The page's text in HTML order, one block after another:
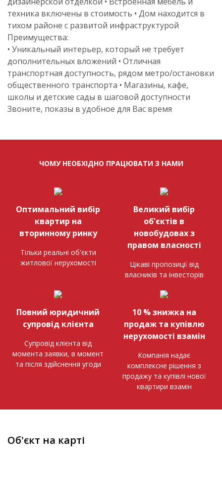
техника включены в стоимость • Дом находится в
тихом районе с развитой инфраструктурой
Преимущества:
• Уникальный интерьер, который не требует
дополнительных вложений • Отличная
транспортная доступность, рядом метро/остановки
общественного транспорта • Магазины, кафе,
школы и детские сады в шаговой доступности
Звоните, показы в удобное для Вас время
ЧОМУ НЕОБХІДНО ПРАЦЮВАТИ З НАМИ
Оптимальний вибір
квартир на
вторинному ринку
Тільки реальні об'єкти
житлової нерухомості
Великий вибір
об'єктів в
новобудовах з
правом власності
Цікаві пропозиції від
власників та інвесторів
Повний юридичний
супровід клієнта
Супровід клієнта від
момента заявки, в момент
та після здійснення угоди
10 % знижка на
продаж та купівлю
нерухомості взамін
Компанія надає
комплексне рішення з
продажу та купівлі нової
квартири взамін
Об'єкт на карті